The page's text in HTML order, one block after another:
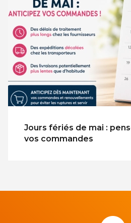
Jours fériés de mai :
vos commandes